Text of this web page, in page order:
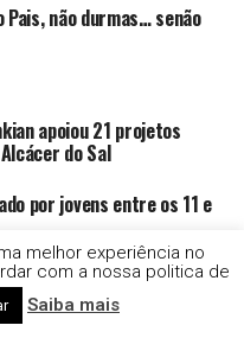
Pais, não durmas… senão
apoiou 21 projetos
do Sal
por jovens entre os 11 e
Músicas do Mundo,
melhor experiência no
com a nossa politica de
Saiba mais